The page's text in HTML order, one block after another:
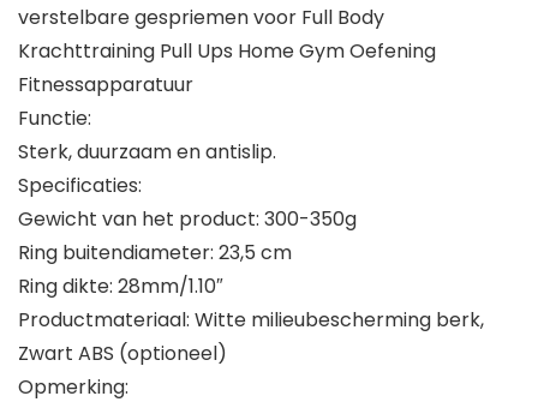
verstelbare gespriemen voor Full Body
Krachttraining Pull Ups Home Gym Oefening
Fitnessapparatuur
Functie:
Sterk, duurzaam en antislip.
Specificaties:
Gewicht van het product: 300-350g
Ring buitendiameter: 23,5 cm
Ring dikte: 28mm/1.10″
Productmateriaal: Witte milieubescherming berk,
Zwart ABS (optioneel)
Opmerking: